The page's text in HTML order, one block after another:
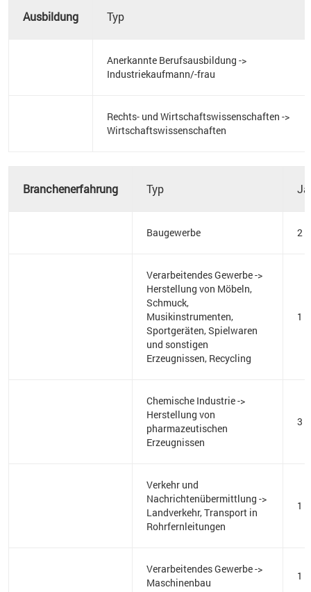
Ausbildung Typ
Anerkannte Berufsausbildung ->
Industriekaufmann/-frau
Rechts- und Wirtschaftswissenschaften ->
Wirtschaftswissenschaften
Branchenerfahrung Typ
Baugewerbe 2
Verarbeitendes Gewerbe ->
Herstellung von Möbeln,
Schmuck,
Musikinstrumenten,
Sportgeräten, Spielwaren
und sonstigen
Erzeugnissen, Recycling
1
Chemische Industrie ->
Herstellung von
pharmazeutischen
Erzeugnissen
3
Verkehr und
Nachrichtenübermittlung ->
Landverkehr, Transport in
Rohrfernleitungen
1
Verarbeitendes Gewerbe ->
Maschinenbau
1